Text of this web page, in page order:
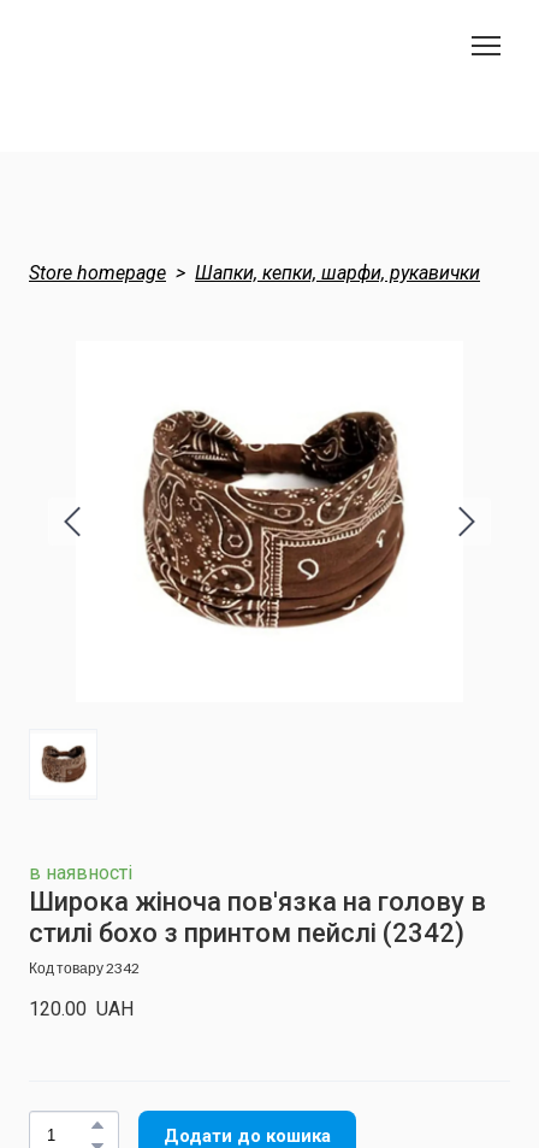
Store homepage Шапки, кепки, шарфи, рукавички
в наявності
Широка жіноча пов'язка на голову в
стилі бохо з принтом пейслі (2342)
Код товару 2342
120.00  UAH
Додати до кошика